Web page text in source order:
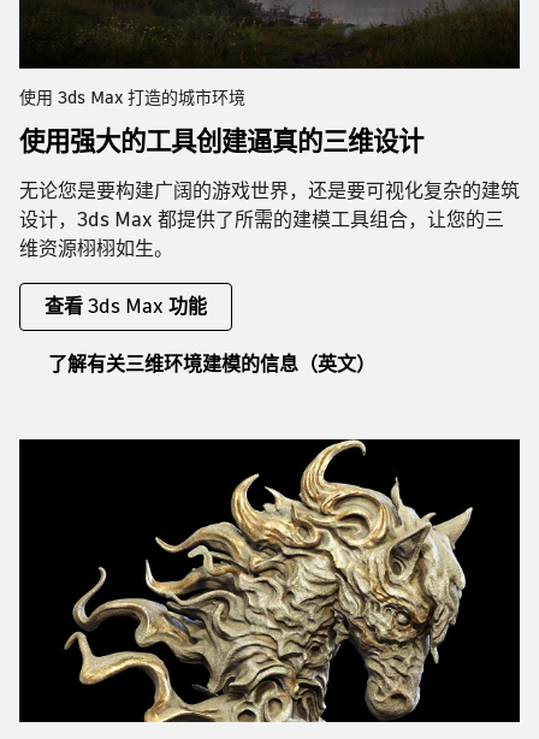
使用 3ds Max 打造的城市环境
使用强大的工具创建逼真的三维设计
无论您是要构建广阔的游戏世界，还是要可视化复杂的建筑
设计，3ds Max 都提供了所需的建模工具组合，让您的三
维资源栩栩如生。
查看 3ds Max 功能
了解有关三维环境建模的信息（英文）